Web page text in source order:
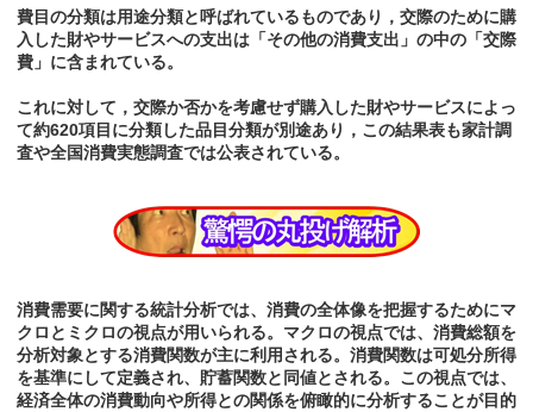
費目の分類は用途分類と呼ばれているものであり，交際のために購
入した財やサービスへの支出は「その他の消費支出」の中の「交際
費」に含まれている。
これに対して，交際か否かを考慮せず購入した財やサービスによっ
て約620項目に分類した品目分類が別途あり，この結果表も家計調
査や全国消費実態調査では公表されている。
消費需要に関する統計分析では、消費の全体像を把握するためにマ
クロとミクロの視点が用いられる。マクロの視点では、消費総額を
分析対象とする消費関数が主に利用される。消費関数は可処分所得
を基準にして定義され、貯蓄関数と同値とされる。この視点では、
経済全体の消費動向や所得との関係を俯瞰的に分析することが目的